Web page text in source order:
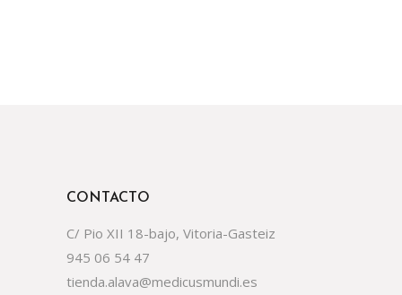
CONTACTO
C/ Pio XII 18-bajo, Vitoria-Gasteiz
945 06 54 47
tienda.alava@medicusmundi.es